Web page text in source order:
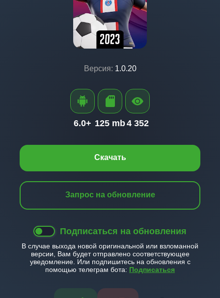
Версия: 1.0.20
Скачать
Запрос на обновление
Подписаться на обновления
В случае выхода новой оригинальной или взломанной
версии, Вам будет отправлено соответствующее
уведомление. Или подпишитесь на обновления с
помощью телеграм бота: Подписаться
6.0+ 125 mb4 352